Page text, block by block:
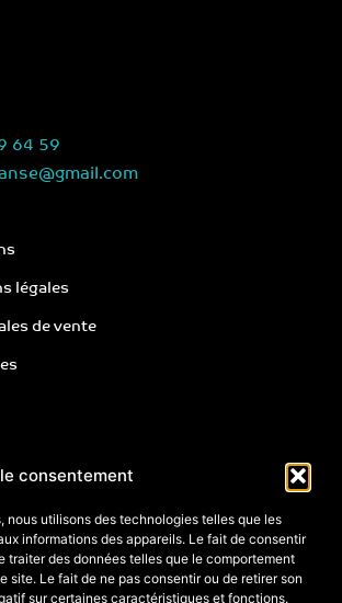
consentement
nous utilisons des technologies telles que les
informations des appareils. Le fait de consentir
traiter des données telles que le comportement
site. Le fait de ne pas consentir ou de retirer son
sur certaines caractéristiques et fonctions.
64 59
légales
de vente